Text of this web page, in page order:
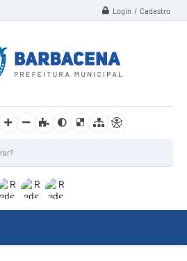
Login / Cadastro